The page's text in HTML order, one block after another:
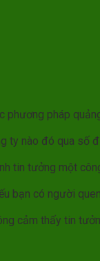
pháp
ty nào đó qua số
tin tưởng một
bạn có người
cảm thấy tin